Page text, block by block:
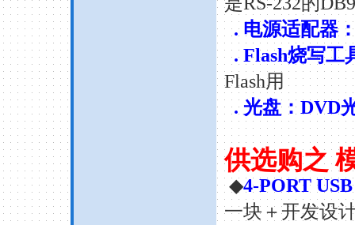
. 电源适配器
. Flash烧写工
Flash用
. 光盘：DVD
供选购之
◆4-PORT
一块＋开发设